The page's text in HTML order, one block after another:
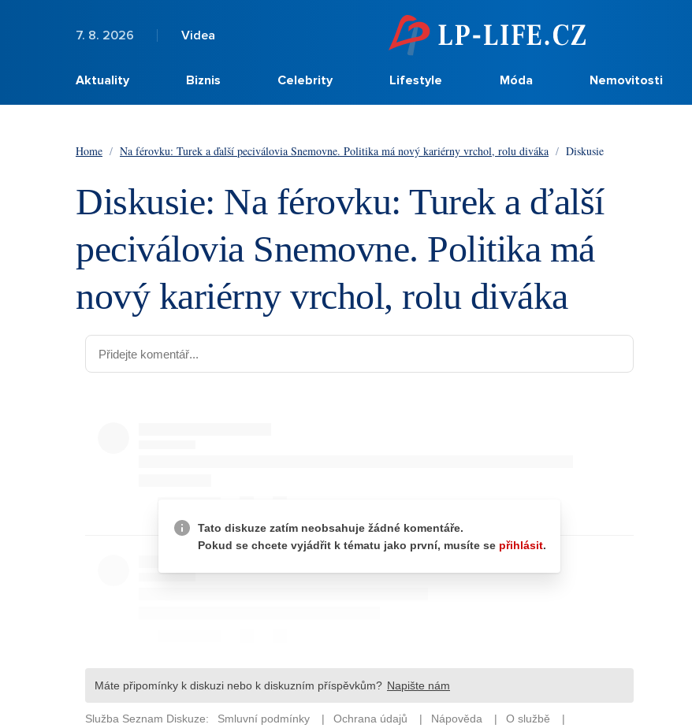
7. 8. 2026 Videa
Aktuality Biznis Celebrity Lifestyle Móda Nemovitosti
Home / Na férovku: Turek a ďalší peciválovia Snemovne. Politika má nový kariérny vrchol, rolu diváka / Diskusie
Diskusie: Na férovku: Turek a ďalší
peciválovia Snemovne. Politika má
nový kariérny vrchol, rolu diváka